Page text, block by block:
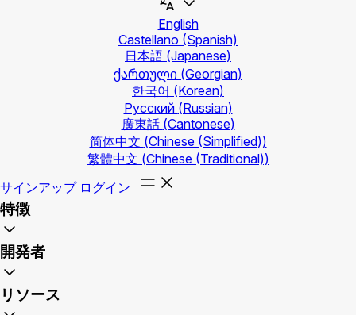
English
Castellano (Spanish)
日本語 (Japanese)
ქართული (Georgian)
한국어 (Korean)
Русский (Russian)
廣東話 (Cantonese)
简体中文 (Chinese (Simplified))
繁體中文 (Chinese (Traditional))
サインアップ ログイン
特徴
開発者
リソース